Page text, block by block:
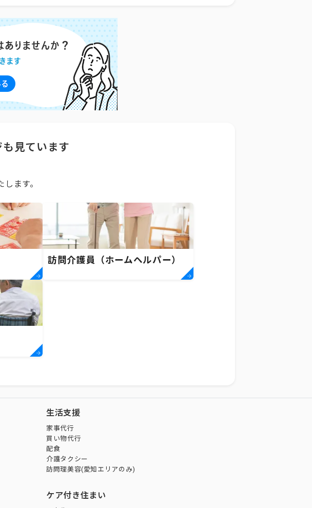
も見ています
ます。
訪問介護員（ホームヘルパー）
生活支援
家事代行
買い物代行
配食
介護タクシー
訪問理美容(愛知エリアのみ)
ケア付き住まい